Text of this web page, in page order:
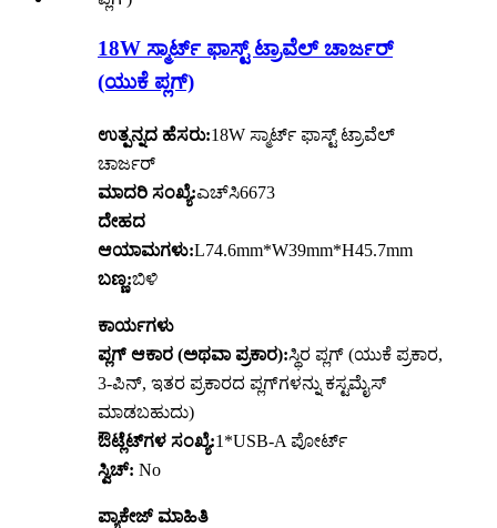
18W ಸ್ಮಾರ್ಟ್ ಫಾಸ್ಟ್ ಟ್ರಾವೆಲ್ ಚಾರ್ಜರ್
(ಯುಕೆ ಪ್ಲಗ್)
ಉತ್ಪನ್ನದ ಹೆಸರು:18W ಸ್ಮಾರ್ಟ್ ಫಾಸ್ಟ್ ಟ್ರಾವೆಲ್
ಚಾರ್ಜರ್
ಮಾದರಿ ಸಂಖ್ಯೆ:ಎಚ್‌ಸಿ6673
ದೇಹದ
ಆಯಾಮಗಳು:L74.6mm*W39mm*H45.7mm
ಬಣ್ಣ:ಬಿಳಿ
ಕಾರ್ಯಗಳು
ಪ್ಲಗ್ ಆಕಾರ (ಅಥವಾ ಪ್ರಕಾರ):ಸ್ಥಿರ ಪ್ಲಗ್ (ಯುಕೆ ಪ್ರಕಾರ,
3-ಪಿನ್, ಇತರ ಪ್ರಕಾರದ ಪ್ಲಗ್‌ಗಳನ್ನು ಕಸ್ಟಮೈಸ್
ಮಾಡಬಹುದು)
ಔಟ್ಲೆಟ್‌ಗಳ ಸಂಖ್ಯೆ:1*USB-A ಪೋರ್ಟ್
ಸ್ವಿಚ್: No
ಪ್ಯಾಕೇಜ್ ಮಾಹಿತಿ